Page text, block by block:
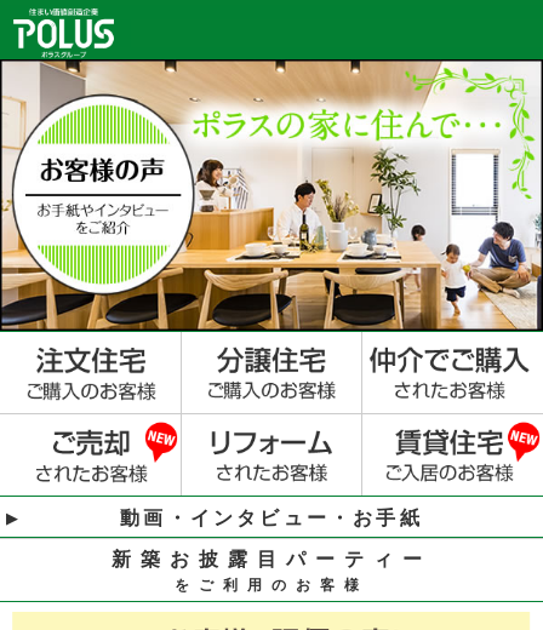
動画・インタビュー・お手紙
新築お披露目パーティー
をご利用のお客様